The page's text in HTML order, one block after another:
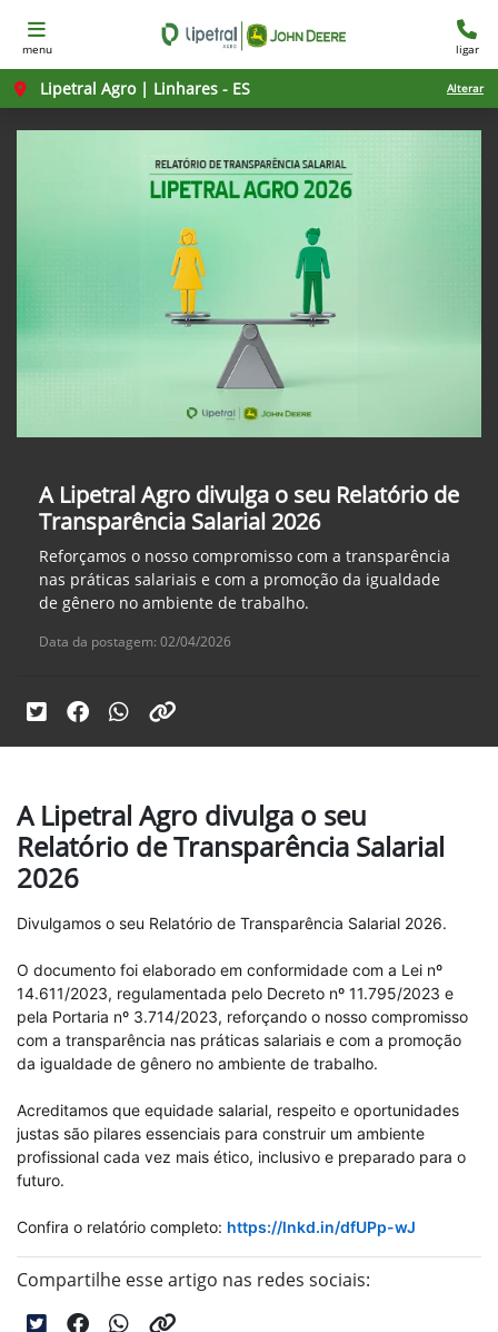
menu ligar
Lipetral Agro | Linhares - ES Alterar
A Lipetral Agro divulga o seu Relatório de
Transparência Salarial 2026
Reforçamos o nosso compromisso com a transparência
nas práticas salariais e com a promoção da igualdade
de gênero no ambiente de trabalho.
Data da postagem: 02/04/2026
A Lipetral Agro divulga o seu
Relatório de Transparência Salarial
2026
Divulgamos o seu Relatório de Transparência Salarial 2026.
O documento foi elaborado em conformidade com a Lei nº
14.611/2023, regulamentada pelo Decreto nº 11.795/2023 e
pela Portaria nº 3.714/2023, reforçando o nosso compromisso
com a transparência nas práticas salariais e com a promoção
da igualdade de gênero no ambiente de trabalho.
Acreditamos que equidade salarial, respeito e oportunidades
justas são pilares essenciais para construir um ambiente
profissional cada vez mais ético, inclusivo e preparado para o
futuro.
Confira o relatório completo: https://lnkd.in/dfUPp-wJ
Compartilhe esse artigo nas redes sociais: